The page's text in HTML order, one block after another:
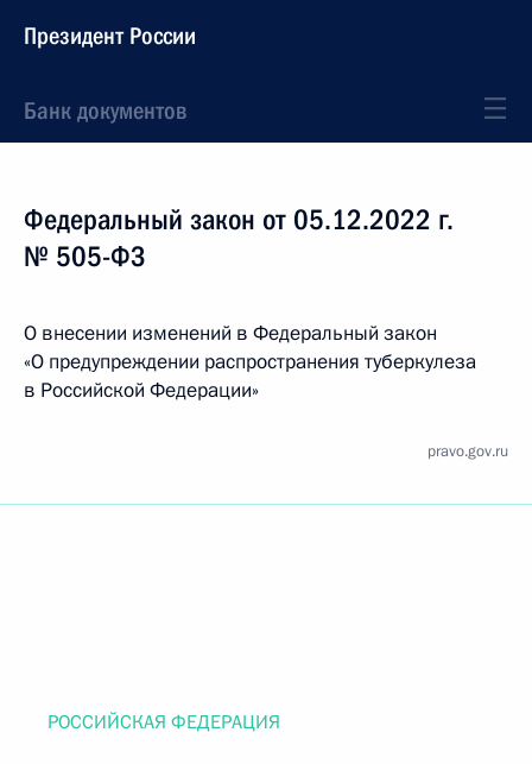
Президент России
Банк документов
Федеральный закон от 05.12.2022 г.
№ 505-ФЗ
О внесении изменений в Федеральный закон
«О предупреждении распространения туберкулеза
в Российской Федерации»
pravo.gov.ru
РОССИЙСКАЯ ФЕДЕРАЦИЯ